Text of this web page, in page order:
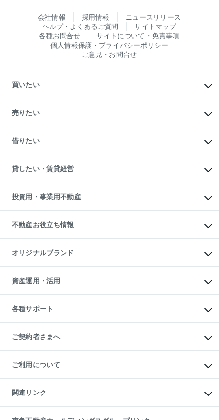
会社情報 採用情報
ニュースリリース
ヘルプ・よくあるご質問
サイトマップ
各種お問合せ
サイトについて・免責事項
個人情報保護・プライバシーポリシー
ご意見・お問合せ
買いたい
新築・分譲マンションの購入
中古マンションの購入
一戸建ての購入
中古一戸建ての購入
不動産購入の流れ
注目キーワード物件特集
購入ガイド
English 繁体中文簡体中文
売りたい
一戸建ての売却・査定
土地の売却・査定
スピードAI査定
不動産査定について
不動産売却の流れ
不動産買換えの流れ
売却ガイド
借りたい
オフィス・店舗の賃貸
借りるときの流れ
借りるガイド
貸したい・賃貸経営
マンション賃料データ
賃貸管理プラン
リロケーションについて
貸すガイド
投資用・事業用不動産
事業用不動産
マンション投資
投資用マンション
アパート経営
収益物件
ビル購入（ビル一棟）
投資用不動産の売却査定
事業用不動産の売却査定
不動産お役立ち情報
マンションライブラリー
人気マンションランキング
暮らしに役立つ不動産メディア
不動産相場・不動産価格情報
不動産コラム・ニュース
不動産用語集
不動産なんでもネット相談室
住まいの税金
オリジナルブランド
一棟リノベーションマンション
L`GENTE（ルジェンテ）
区分リノベーションマンション
投資用一棟レジデンスWELL
不動産小口投資
LEGACIA（レガシア）
資産運用・活用
不動産M&A
アセットマネジメント・出資
各種サポート
相続サポート
リフォームサポート
ご契約者さまへ
ご紹介・再契約特典
入居者様専用-各種ご案内（賃貸）
東急こすもす会「こすもすWeb」
ご利用について
金融商品取引について
東急リバブル ソーシャルメディアポリシー
ご意見・お問い合わせ（金融商品取引専用の相談・お問い合わせ窓口）
関連リンク
これからご結婚される方に東急百貨店のブライダルクラブ